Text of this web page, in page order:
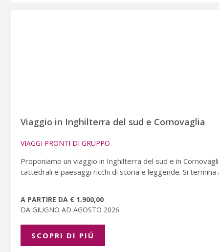
Viaggio in Inghilterra del sud e Cornovaglia
VIAGGI PRONTI DI GRUPPO
Proponiamo un viaggio in Inghilterra del sud e in
cattedrali e paesaggi ricchi di storia e leggende. Si
A PARTIRE DA € 1.900,00
DA GIUGNO AD AGOSTO 2026
SCOPRI DI PIÚ